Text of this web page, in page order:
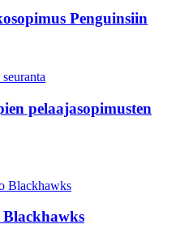
Penguinsiin
pelaajasopimusten